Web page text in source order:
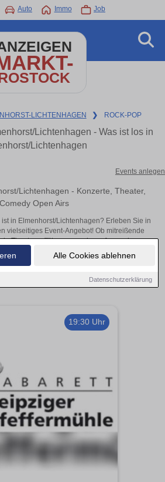
Alle Cookies ablehnen
Datenschutzerklärung
Auto Immo Job
LICHTENHAGEN ❯ ROCK-POP
Lichtenhagen - Was ist los in
Lichtenhagen
Events anlegen
Lichtenhagen - Konzerte, Theater,
Comedy Open Airs
in Elmenhorst/Lichtenhagen? Erleben Sie in
vielseitiges Event-Angebot! Ob mitreißende
Theateraufführungen oder aufregende
Lichtenhagen – hier finden alles im Überblick
und Tickets.
19:30 Uhr